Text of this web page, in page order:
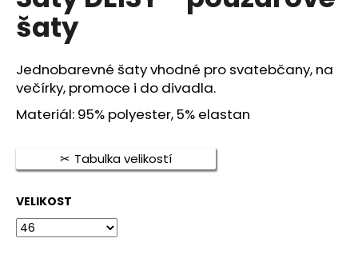
0,0
z
hvězdiček.
šaty
Jednobarevné šaty vhodné pro svatebčany, na
večírky, promoce i do divadla.
Materiál: 95% polyester, 5% elastan
Tabulka velikostí
VELIKOST
a
j
í
t
?